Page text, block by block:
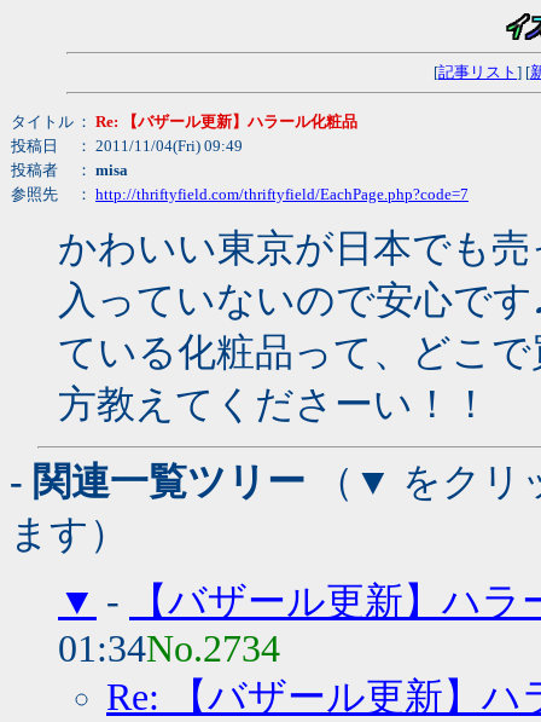
[記事リスト ] [
タイトル ： Re: 【バザール更新】ハラール化粧品
投稿日
： 2011/11/04(Fri) 09:49
投稿者
： misa
参照先
： http://thriftyfield.com/thriftyfield/EachPage.php?code=7
かわいい東京が日本でも
入っていないので安心で
ている化粧品って、どこ
方教えてくださーい！！
- 関連一覧ツリー （▼ をクリ
ます）
▼ -
【バザール更新】ハラ
01:34No.2734
Re: 【バザール更新】ハ